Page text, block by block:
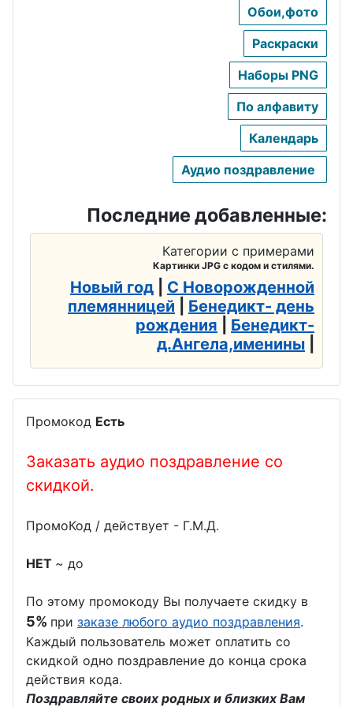
судебного
пристава
полицейско
го спецназа
День
проектиров
щика
участкового
День
День
работников
Сбербанка
День
физкультур
День
дальнобой
щика
День
железнодор
ожника
День
шахтера
День
крупье
День
таможенни
ка
переводчик
День
анестезиол
ога
День Босса,
Шефа
День
повара
рекламщик
а
День
кабельщика
День
инженера-
Обои,фото
Раскраски
Наборы PNG
По алфавиту
Календарь
Аудио поздравление
Последние добавленные:
Категории с примерами
Картинки JPG с кодом и стилями.
Новый год
С Новорожденной
племянницей
Бенедикт- день
рождения
Бенедикт-
д.Ангела,именины
Промокод Есть
Заказать аудио поздравление со
скидкой.
ПромоКод / действует - Г.М.Д.
НЕТ ~ до
По этому промокоду Вы получаете скидку в
5% при заказе любого аудио поздравления.
Каждый пользователь может оплатить со
скидкой одно поздравление до конца срока
действия кода.
Поздравляйте своих родных и близких Вам